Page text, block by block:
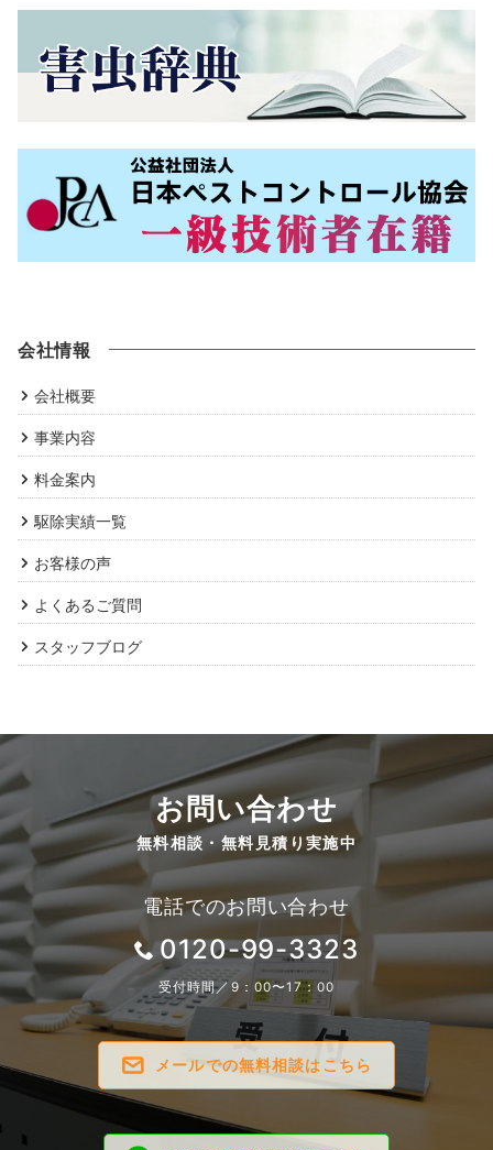
会社情報
会社概要
事業内容
料金案内
駆除実績一覧
お客様の声
よくあるご質問
スタッフブログ
お問い合わせ
無料相談・無料見積り実施中
電話でのお問い合わせ
0120-99-3323
受付時間／9：00〜17：00
メールでの無料相談はこちら